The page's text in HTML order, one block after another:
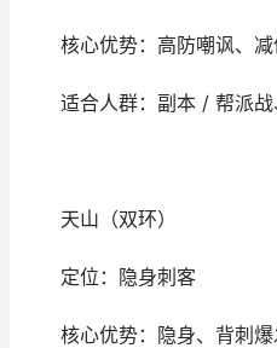
核心优势：高防嘲讽、
适合人群：副本 / 帮派战
天山（双环）
定位：隐身刺客
核心优势：隐身、背刺